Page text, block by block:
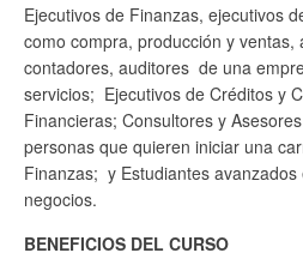
Ejecutivos de Finanzas, ejecutivos
como compra, producción y ventas,
contadores, auditores de una
servicios; Ejecutivos de Créditos y
Financieras; Consultores y
personas que quieren iniciar una
Finanzas; y Estudiantes
negocios.
BENEFICIOS DEL CURSO